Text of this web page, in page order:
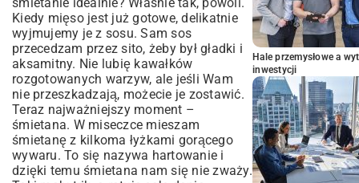
Kiedy mięso jest już gotowe, delikatnie
wyjmujemy je z sosu. Sam sos
przecedzam przez sito, żeby był gładki i
aksamitny. Nie lubię kawałków
rozgotowanych warzyw, ale jeśli Wam
nie przeszkadzają, możecie je zostawić.
Teraz najważniejszy moment –
śmietana. W miseczce mieszam
śmietanę z kilkoma łyżkami gorącego
wywaru. To się nazywa hartowanie i
dzięki temu śmietana nam się nie zważy.
Hale przemysłowe a
inwestycji